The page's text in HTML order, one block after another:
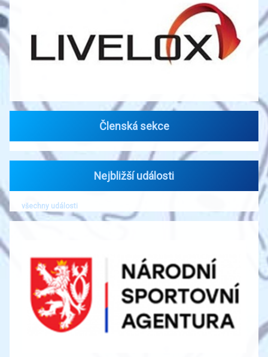
Členská sekce
Nejbližší události
všechny události